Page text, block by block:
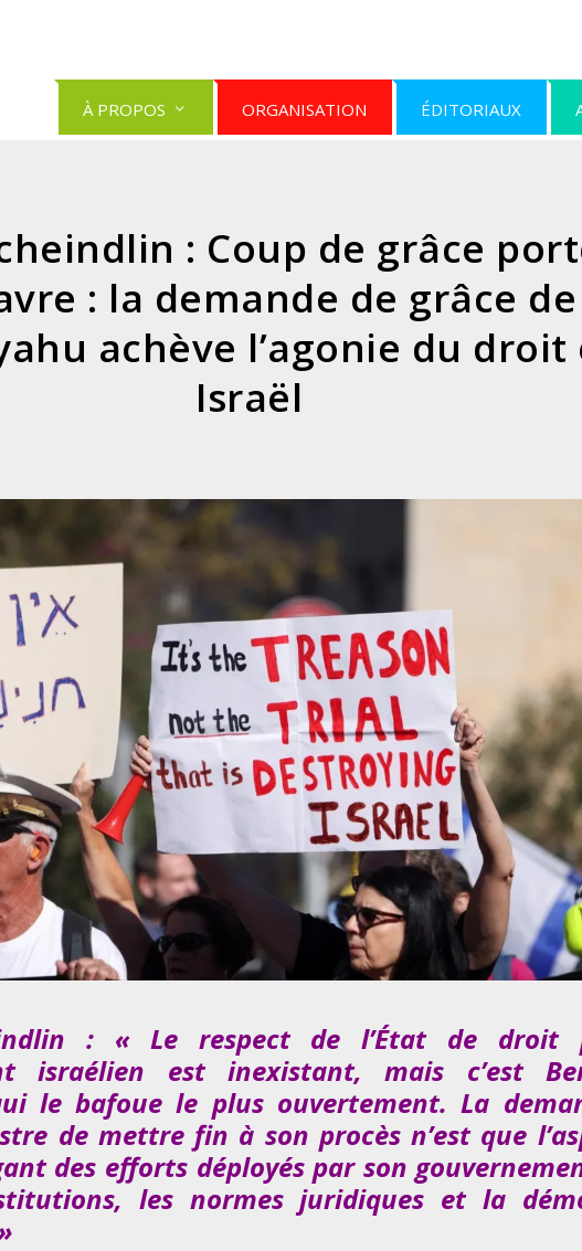
À PROPOS ORGANISATION ÉDITORIAUX
: Coup de grâce
: la demande de grâce de
achève l’agonie du droit
Israël
: « Le respect de l’État de droit
israélien est inexistant, mais c’est
le bafoue le plus ouvertement. La
de mettre fin à son procès n’est que
des efforts déployés par son
les normes juridiques et la